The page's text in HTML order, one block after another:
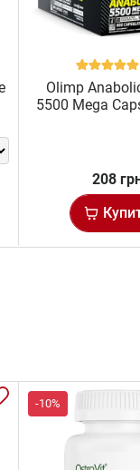
Olimp
5500 Mega
208
-10%